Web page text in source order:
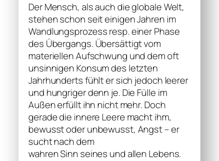
Der Mensch, als auch die globale Welt,
stehen schon seit einigen Jahren im
Wandlungsprozess resp. einer Phase
des Übergangs. Übersättigt vom
materiellen Aufschwung und dem oft
unsinnigen Konsum des letzten
Jahrhunderts fühlt er sich jedoch leerer
und hungriger denn je. Die Fülle im
Außen erfüllt ihn nicht mehr. Doch
gerade die innere Leere macht ihm,
bewusst oder unbewusst, Angst – er
sucht nach dem
wahren Sinn seines und allen Lebens.